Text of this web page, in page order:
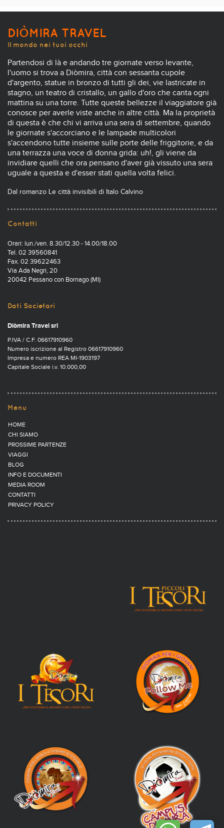
DIÒMIRA TRAVEL
Il mondo nei tuoi occhi
Partendosi di là e andando tre giornate verso levante,
l'uomo si trova a Diòmira, città con sessanta cupole
d'argento, statue in bronzo di tutti gli dei, vie lastricate in
stagno, un teatro di cristallo, un gallo d'oro che canta ogni
mattina su una torre. Tutte queste bellezze il viaggiatore già
conosce per averle viste anche in altre città. Ma la proprietà
di questa è che chi vi arriva una sera di settembre, quando
le giornate s'accorciano e le lampade multicolori
s'accendono tutte insieme sulle porte delle friggitorie, e da
una terrazza una voce di donna grida: uh!, gli viene da
invidiare quelli che ora pensano d'aver già vissuto una sera
uguale a questa e d'esser stati quella volta felici.
Dal romanzo Le città invisibili di Italo Calvino
Contatti
Orari: lun./ven. 8.30/12.30 - 14.00/18.00
Tel. 02 39560841
Fax. 02 39622463
Via Ada Negri, 20
20042 Pessano con Bornago (MI)
Dati Societari
Diòmira Travel srl
P.IVA / C.F. 06617910960
Numero iscrizione al Registro 06617910960
Impresa e numero REA MI-1903197
Capitale Sociale i.v. 10.000,00
Menu
HOME
CHI SIAMO
PROSSIME PARTENZE
VIAGGI
BLOG
INFO E DOCUMENTI
MEDIA ROOM
CONTATTI
PRIVACY POLICY